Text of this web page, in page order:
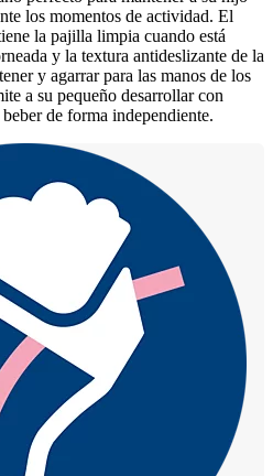
los momentos de actividad. El
la pajilla limpia cuando está
y la textura antideslizante de la
y agarrar para las manos de los
a su pequeño desarrollar con
de forma independiente.